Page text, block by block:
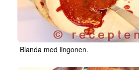
Blanda med lingonen.